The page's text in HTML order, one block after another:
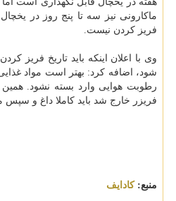
ماکارونی نیز سه تا پنج روز در
فریز کردن نیست.
وی با اعلان اینکه باید تاریخ فریز
شود، اضافه کرد: بهتر است مواد
رطوبت هوایی وارد بسته نشود.
فریزر خارج شد باید کاملا داغ و
منبع:كادایف